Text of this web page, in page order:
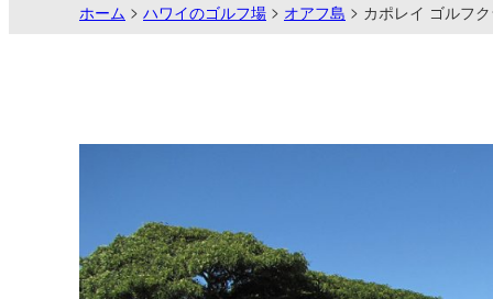
ホーム ハワイのゴルフ場 オアフ島 カポレイ ゴルフ